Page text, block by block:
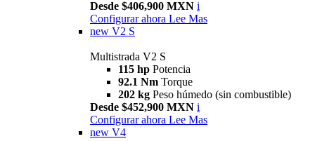
Desde $406,900 MXN i
Configurar ahora Lee Mas
new V2 S
Multistrada V2 S
115 hp Potencia
92.1 Nm Torque
202 kg Peso húmedo (sin combustible)
Desde $452,900 MXN i
Configurar ahora Lee Mas
new V4